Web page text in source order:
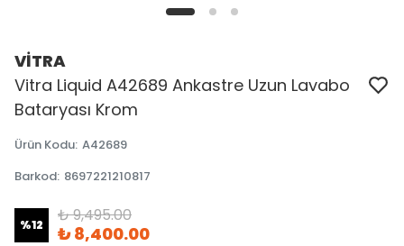
VİTRA
Vitra Liquid A42689 Ankastre Uzun Lavabo
Bataryası Krom
Ürün Kodu: A42689
Barkod: 8697221210817
%12 ₺ 9,495.00
₺ 8,400.00